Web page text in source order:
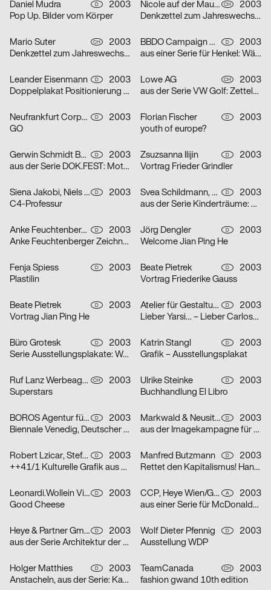
Daniel Mudra D
2003
Pop Up. Bilder vom Körper
Nicole auf der Mauer CH
2003
Denkzettel zum Jahreswechsel: Mädchen
Mario Suter CH
2003
Denkzettel zum Jahreswechsel: Öl
BBDO Campaign GmbH Düsseldorf D
2003
aus einer Serie für Henkel: Wäscheklammern
Leander Eisenmann D
2003
Doppelplakat Positionierung – Design und Architektur, von der Ausbildung zum Beruf?
Lowe AG CH
2003
aus der Serie VW Golf: Zettelplakat
Neufrankfurt Corporate Design GmbH D
2003
GO
Florian Fischer D
2003
youth of europe?
Gerwin Schmidt Büro für visuelle Gestaltung D
2003
aus der Serie DOK.FEST: Motiv Schrei – Motiv Kuss
Zsuzsanna Ilijin D
2003
Vortrag Frieder Grindler
Siena Jakobi, Niels Verhaag D
2003
C4-Professur
Svea Schildmann, Kathrin Nahlik D
2003
aus der Serie Kinderträume: Feuerwehr
Anke Feuchtenberger D
2003
Anke Feuchtenberger Zeichnungen
Jörg Dengler D
2003
Welcome Jian Ping He
Fenja Spiess D
2003
Plastilin
Beate Pietrek D
2003
Vortrag Friederike Gauss
Beate Pietrek D
2003
Vortrag Jian Ping He
Atelier für Gestaltung D
2003
Lieber Yarsi… – Lieber Carlos… – Serie von zwei Plakaten
Büro Grotesk D
2003
Serie Ausstellungsplakate: Wolfgang Vetten – Jürgen Paas – Kunstauktion
Katrin Stangl D
2003
Grafik – Ausstellungsplakat
Ruf Lanz Werbeagentur AG CH
2003
Superstars
Ulrike Steinke D
2003
Buchhandlung El Libro
BOROS Agentur für Kommunikation D
2003
Biennale Venedig, Deutscher Pavillon
Markwald & Neusitzer D
2003
aus der Imagekampagne für die Deutsche Aidshilfe e.V.
Robert Lzicar, Stefanie Preis D
2003
++41/1 Kulturelle Grafik aus Zürich
Manfred Butzmann D
2003
Rettet den Kapitalismus! Handelt jetzt!
Leonardi.Wollein Visuelle Konzepte D
2003
Good Cheese
CCP, Heye Wien/GBK,Heye München A
2003
aus einer Serie für McDonalds Österreich (Gabeln)
Heye & Partner GmbH D
2003
aus der Serie Architektur der Obdachlosigkeit: Motiv Citylight/Motiv Litfaßsäule
Wolf Dieter Pfennig D
2003
Ausstellung WDP
Holger Matthies D
2003
Anstacheln, aus der Serie: Kammerspiele – typografische Themenplakate
TeamCanada CH
2003
fashion gwand 10th edition